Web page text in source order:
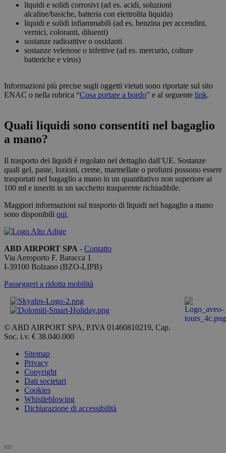
liquidi e solidi corrosivi (ad es. acidi, soluzioni
alcaline/basiche, batteria con elettrolita liquida)
liquidi e solidi infiammabili (ad es. benzina per accendini,
vernici, coloranti, diluenti)
sostanze radioattive o ossidanti
sostanze velenose o infettive (ad es. mercurio, colture
batteriche e virus)
Informazioni più precise sugli oggetti vietati sono riportate sul sito
ENAC o nella rubrica “Cosa portare a bordo” e al seguente link.
Quali liquidi sono consentiti nel bagaglio
a mano?
Il trasporto dei liquidi è regolato nel dettaglio dall’UE. Sostanze
quali gel, paste, lozioni, creme, marmellate o profumi possono essere
trasportati nel bagaglio a mano in un quantitativo non superiore ai
100 ml e inseriti in un sacchetto trasparente richiudibile.
Maggiori informazioni sul trasporto di liquidi nel bagaglio a mano
sono disponibili qui.
ABD AIRPORT SPA - Contatto
Via Aeroporto F. Baracca 1
I-39100 Bolzano (BZO-LIPB)
Passeggeri a ridotta mobilità
© ABD AIRPORT SPA, P.IVA 01460810219, Cap.
Soc. i.v. € 38.040.000
Sitemap
Privacy
Copyright
Dati societari
Cookies
Whistleblowing
Dichiarazione di accessibilità
può essere utilizzato correttamente senza i cookie
strettamente necessari.
Nome
Dominio
PHPSESSID
PHP.net
Sessione
linguaggio
PHP. Si
di un
utilizzato
variabili di
è un
generato
modo
il modo in
essere
{32}
CookieScriptConsent
5 mesi 3
settimane
utilizzato
servizio
Google